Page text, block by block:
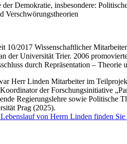
Demokratie, insbesondere:
Verschwörungstheorien
10/2017 Wissenschaftlicher
der Universität Trier. 2006
durch Repräsentation –
Herr Linden Mitarbeiter im
der Forschungsinitiative
Regierungslehre sowie Politische
Prag (2025).
von Herrn Linden finden Sie